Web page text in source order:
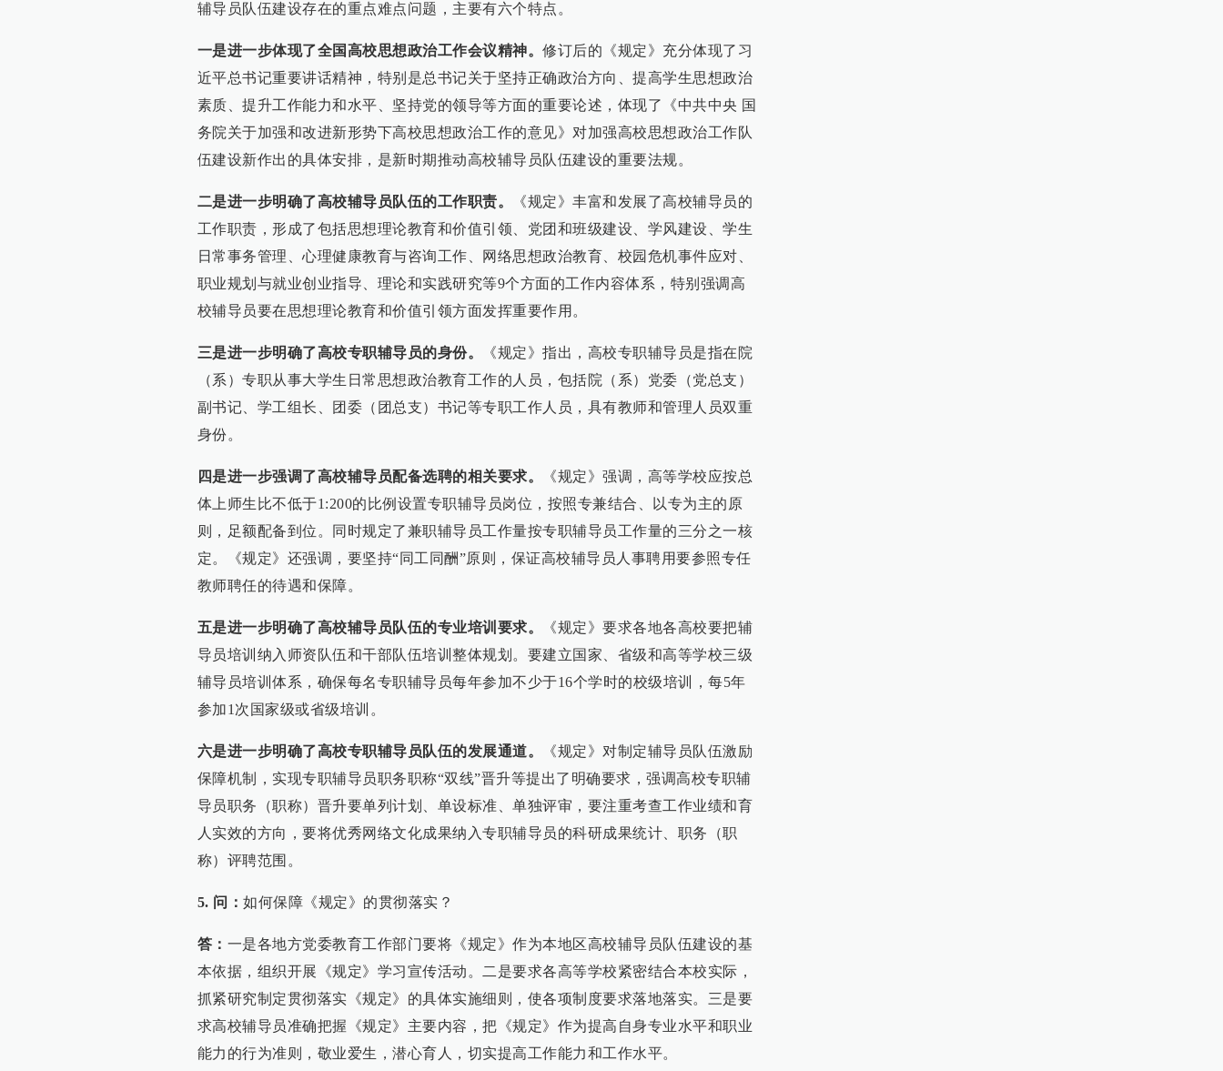
辅导员队伍建设存在的重点难点问题，主要有六个特点。
一是进一步体现了全国高校思想政治工作会议精神。 修订后的《规定》充分体现了习
近平总书记重要讲话精神，特别是总书记关于坚持正确政治方向、提高学生思想政治
素质、提升工作能力和水平、坚持党的领导等方面的重要论述，体现了《中共中央 国
务院关于加强和改进新形势下高校思想政治工作的意见》对加强高校思想政治工作队
伍建设新作出的具体安排，是新时期推动高校辅导员队伍建设的重要法规。
二是进一步明确了高校辅导员队伍的工作职责。
《规定》丰富和发展了高校辅导员的
工作职责，形成了包括思想理论教育和价值引领、党团和班级建设、学风建设、学生
日常事务管理、心理健康教育与咨询工作、网络思想政治教育、校园危机事件应对、
职业规划与就业创业指导、理论和实践研究等9个方面的工作内容体系，特别强调高
校辅导员要在思想理论教育和价值引领方面发挥重要作用。
三是进一步明确了高校专职辅导员的身份。
《规定》指出，高校专职辅导员是指在院
（系）专职从事大学生日常思想政治教育工作的人员，包括院（系）党委（党总支）
副书记、学工组长、团委（团总支）书记等专职工作人员，具有教师和管理人员双重
身份。
四是进一步强调了高校辅导员配备选聘的相关要求。
《规定》强调，高等学校应按总
体上师生比不低于1:200的比例设置专职辅导员岗位，按照专兼结合、以专为主的原
则，足额配备到位。同时规定了兼职辅导员工作量按专职辅导员工作量的三分之一核
定。《规定》还强调，要坚持“同工同酬”原则，保证高校辅导员人事聘用要参照专任
教师聘任的待遇和保障。
五是进一步明确了高校辅导员队伍的专业培训要求。
《规定》要求各地各高校要把辅
导员培训纳入师资队伍和干部队伍培训整体规划。要建立国家、省级和高等学校三级
辅导员培训体系，确保每名专职辅导员每年参加不少于16个学时的校级培训，每5年
参加1次国家级或省级培训。
六是进一步明确了高校专职辅导员队伍的发展通道。
《规定》对制定辅导员队伍激励
保障机制，实现专职辅导员职务职称“双线”晋升等提出了明确要求，强调高校专职辅
导员职务（职称）晋升要单列计划、单设标准、单独评审，要注重考查工作业绩和育
人实效的方向，要将优秀网络文化成果纳入专职辅导员的科研成果统计、职务（职
称）评聘范围。
5. 问： 如何保障《规定》的贯彻落实？
答： 一是各地方党委教育工作部门要将《规定》作为本地区高校辅导员队伍建设的基
本依据，组织开展《规定》学习宣传活动。二是要求各高等学校紧密结合本校实际，
抓紧研究制定贯彻落实《规定》的具体实施细则，使各项制度要求落地落实。三是要
求高校辅导员准确把握《规定》主要内容，把《规定》作为提高自身专业水平和职业
能力的行为准则，敬业爱生，潜心育人，切实提高工作能力和工作水平。